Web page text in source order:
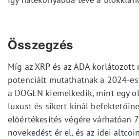
Összegzés
Míg az XRP és az ADA
potenciált mutathatnak a 2024-
a DOGEN kiemelkedik, mint egy
luxust és sikert kínál
előértékesítés végére várhatóan
növekedést ér el, és az idei